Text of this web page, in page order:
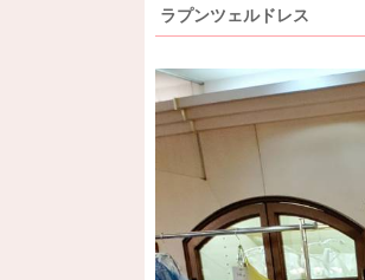
ラプンツェルドレス